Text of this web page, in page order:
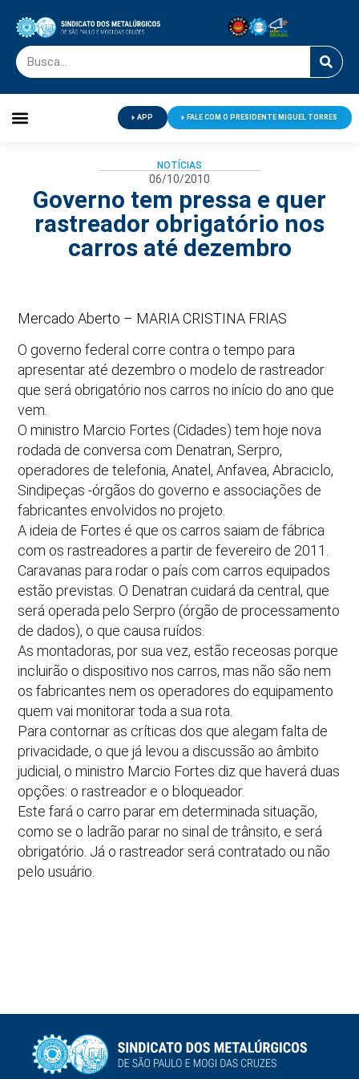
APP FALE COM O PRESIDENTE MIGUEL TORRES
NOTÍCIAS
06/10/2010
Governo tem pressa e quer
rastreador obrigatório nos
carros até dezembro
Mercado Aberto – MARIA CRISTINA FRIAS
O governo federal corre contra o tempo para
apresentar até dezembro o modelo de rastreador
que será obrigatório nos carros no início do ano que
vem.
O ministro Marcio Fortes (Cidades) tem hoje nova
rodada de conversa com Denatran, Serpro,
operadores de telefonia, Anatel, Anfavea, Abraciclo,
Sindipeças -órgãos do governo e associações de
fabricantes envolvidos no projeto.
A ideia de Fortes é que os carros saiam de fábrica
com os rastreadores a partir de fevereiro de 2011.
Caravanas para rodar o país com carros equipados
estão previstas. O Denatran cuidará da central, que
será operada pelo Serpro (órgão de processamento
de dados), o que causa ruídos.
As montadoras, por sua vez, estão receosas porque
incluirão o dispositivo nos carros, mas não são nem
os fabricantes nem os operadores do equipamento
quem vai monitorar toda a sua rota.
Para contornar as críticas dos que alegam falta de
privacidade, o que já levou a discussão ao âmbito
judicial, o ministro Marcio Fortes diz que haverá duas
opções: o rastreador e o bloqueador.
Este fará o carro parar em determinada situação,
como se o ladrão parar no sinal de trânsito, e será
obrigatório. Já o rastreador será contratado ou não
pelo usuário.